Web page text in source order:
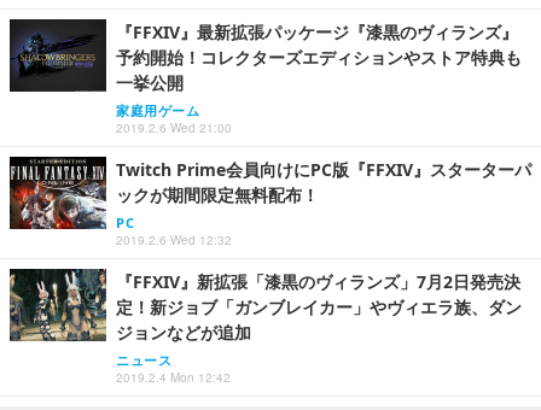
『FFXIV』最新拡張パッケージ『漆黒のヴィランズ』
予約開始！コレクターズエディションやストア特典も
一挙公開
家庭用ゲーム
2019.2.6 Wed 21:00
Twitch Prime会員向けにPC版『FFXIV』スターターパ
ックが期間限定無料配布！
PC
2019.2.6 Wed 12:32
『FFXIV』新拡張「漆黒のヴィランズ」7月2日発売決
定！新ジョブ「ガンブレイカー」やヴィエラ族、ダン
ジョンなどが追加
ニュース
2019.2.4 Mon 12:42